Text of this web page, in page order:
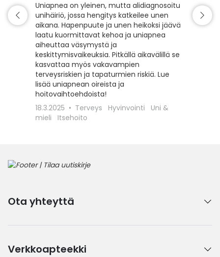
Uniapnea on yleinen, mutta alidiagnosoitu
unihäiriö, jossa hengitys katkeilee unen
aikana. Hapenpuute ja unen heikoksi jäävä
laatu kuormittavat kehoa ja uniapnea
aiheuttaa väsymystä ja
keskittymisvaikeuksia. Pitkällä aikavälillä se
kasvattaa myös vakavampien
terveysriskien ja tapaturmien riskiä. Lue
lisää uniapnean oireista ja
hoitovaihtoehdoista!
18.3.2025
Terveys Hyvinvointi
Uni &
mieli
Itsehoito
Lähes
Ota yhteyttä
Verkkoapteekki